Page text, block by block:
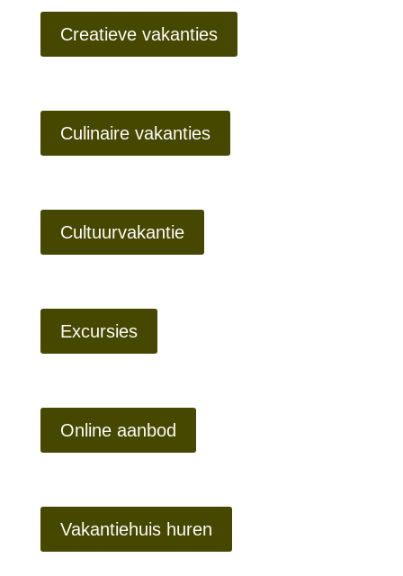
Creatieve vakanties
Culinaire vakanties
Cultuurvakantie
Excursies
Online aanbod
Vakantiehuis huren